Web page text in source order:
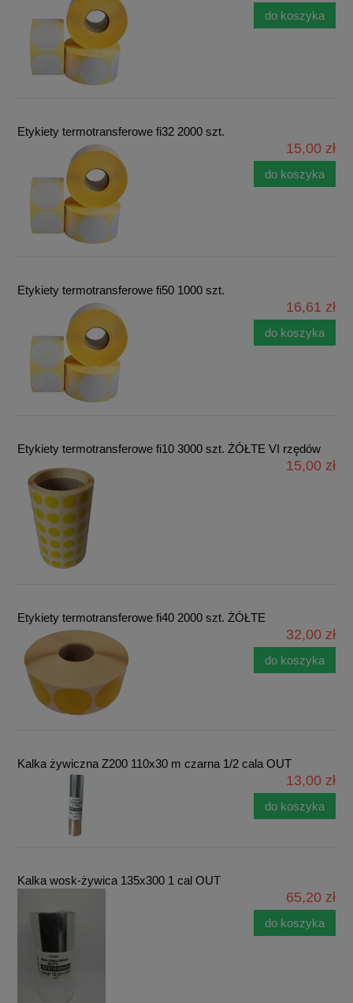
do koszyka
Etykiety termotransferowe fi32 2000 szt.
15,00 zł
do koszyka
Etykiety termotransferowe fi50 1000 szt.
16,61 zł
do koszyka
Etykiety termotransferowe fi10 3000 szt. ŻÓŁTE VI rzędów
15,00 zł
Etykiety termotransferowe fi40 2000 szt. ŻÓŁTE
32,00 zł
do koszyka
Kalka żywiczna Z200 110x30 m czarna 1/2 cala OUT
13,00 zł
do koszyka
Kalka wosk-żywica 135x300 1 cal OUT
65,20 zł
do koszyka